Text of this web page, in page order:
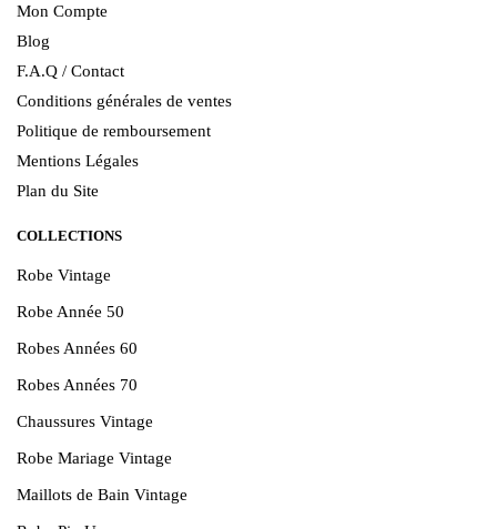
Mon Compte
Blog
F.A.Q / Contact
Conditions générales de ventes
Politique de remboursement
Mentions Légales
Plan du Site
COLLECTIONS
Robe Vintage
Robe Année 50
Robes Années 60
Robes Années 70
Chaussures Vintage
Robe Mariage Vintage
Maillots de Bain Vintage